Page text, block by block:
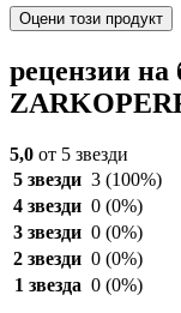
Оцени този продукт
рецензии на
5,0 от 5 звезди
5 звезди 3 (100%)
4 звезди 0 (0%)
3 звезди 0 (0%)
2 звезди 0 (0%)
1 звезда 0 (0%)